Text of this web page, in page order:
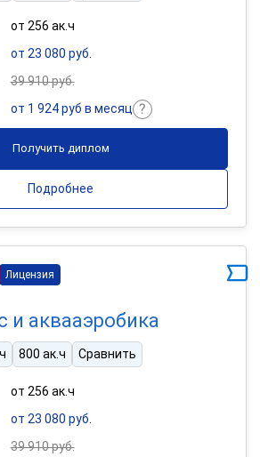
от 256 ак.ч
от 23 080 руб.
39 910 руб.
от 1 924 руб в месяц
Получить диплом
Подробнее
Лицензия
и аквааэробика
800 ак.ч Сравнить
от 256 ак.ч
от 23 080 руб.
39 910 руб.